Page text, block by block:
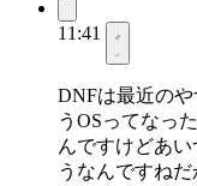
11:41
DNFは最近の
うOSってなっ
んですけどあ
うなんですね